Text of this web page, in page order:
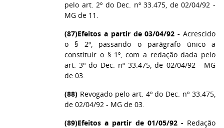
pelo art. 2º do Dec. nº 33.475, de 02/04/92 -
MG de 11.
(87)Efeitos a partir de 03/04/92 - Acrescido
o § 2º, passando o parágrafo único a
constituir o § 1º, com a redação dada pelo
art. 3º do Dec. nº 33.475, de 02/04/92 - MG
de 03.
(88) Revogado pelo art. 4º do Dec. nº 33.475,
de 02/04/92 - MG de 03.
(89)Efeitos a partir de 01/05/92 -Redação